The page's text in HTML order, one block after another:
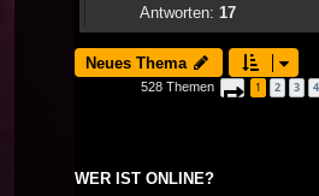
Antworten: 17
Neues Thema
528 Themen Seite 1von 18
1 2 3 4
WER IST ONLINE?